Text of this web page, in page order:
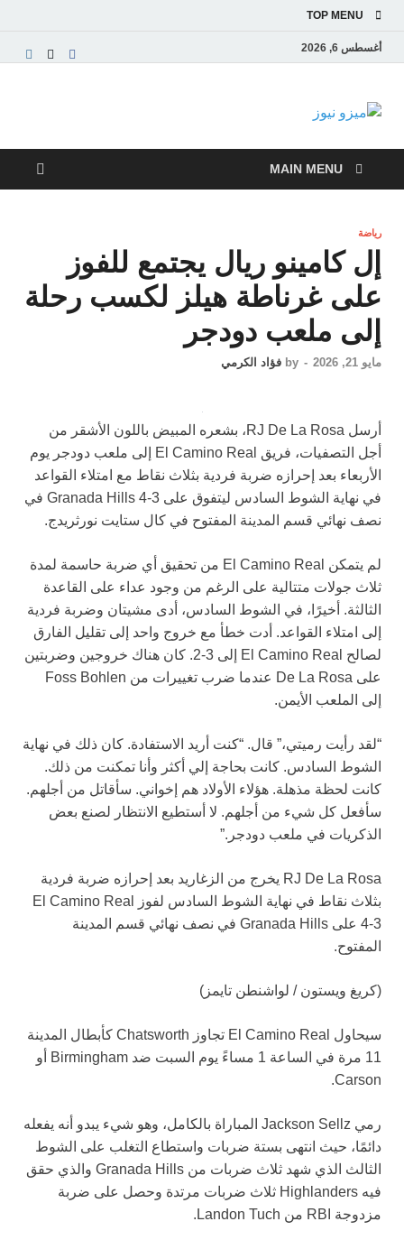
TOP MENU
أغسطس 6, 2026
ميزو نيوز
والاقتصادية
MAIN MENU
رياضة
إل كامينو ريال يجتمع للفوز
على غرناطة هيلز لكسب رحلة
إلى ملعب دودجر
مايو 21, 2026 -
by فؤاد الكرمي
أرسل RJ De La Rosa، بشعره المبيض باللون الأشقر من
أجل التصفيات، فريق El Camino Real إلى ملعب دودجر يوم
الأربعاء بعد إحرازه ضربة فردية بثلاث نقاط مع امتلاء القواعد
في نهاية الشوط السادس ليتفوق على Granada Hills 4-3 في
نصف نهائي قسم المدينة المفتوح في كال ستايت نورثريدج.
لم يتمكن El Camino Real من تحقيق أي ضربة حاسمة لمدة
ثلاث جولات متتالية على الرغم من وجود عداء على القاعدة
الثالثة. أخيرًا، في الشوط السادس، أدى مشيتان وضربة فردية
إلى امتلاء القواعد. أدت خطأ مع خروج واحد إلى تقليل الفارق
لصالح El Camino Real إلى 3-2. كان هناك خروجين وضربتين
على De La Rosa عندما ضرب تغييرات من Foss Bohlen
إلى الملعب الأيمن.
“لقد رأيت رميتي،” قال. “كنت أريد الاستفادة. كان ذلك في نهاية
الشوط السادس. كانت بحاجة إلي أكثر وأنا تمكنت من ذلك.
كانت لحظة مذهلة. هؤلاء الأولاد هم إخواني. سأقاتل من أجلهم.
سأفعل كل شيء من أجلهم. لا أستطيع الانتظار لصنع بعض
الذكريات في ملعب دودجر.”
RJ De La Rosa يخرج من الزغاريد بعد إحرازه ضربة فردية
بثلاث نقاط في نهاية الشوط السادس لفوز El Camino Real
4-3 على Granada Hills في نصف نهائي قسم المدينة
المفتوح.
(كريغ ويستون / لواشنطن تايمز)
سيحاول El Camino Real تجاوز Chatsworth كأبطال المدينة
11 مرة في الساعة 1 مساءً يوم السبت ضد Birmingham أو
Carson.
رمي Jackson Sellz المباراة بالكامل، وهو شيء يبدو أنه يفعله
دائمًا، حيث انتهى بستة ضربات واستطاع التغلب على الشوط
الثالث الذي شهد ثلاث ضربات من Granada Hills والذي حقق
فيه Highlanders ثلاث ضربات مرتدة وحصل على ضربة
مزدوجة RBI من Landon Tuch.